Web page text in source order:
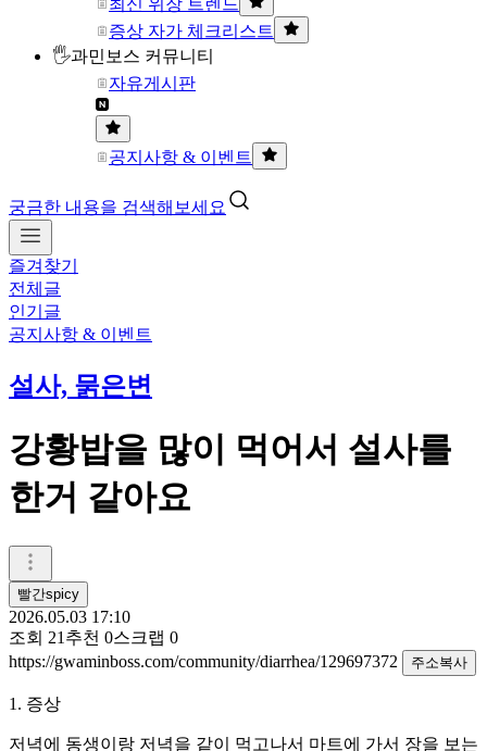
최신 위장 트렌드
증상 자가 체크리스트
🖐과민보스 커뮤니티
자유게시판
공지사항 & 이벤트
궁금한 내용을 검색해보세요
즐겨찾기
전체글
인기글
공지사항 & 이벤트
설사, 묽은변
강황밥을 많이 먹어서 설사를
한거 같아요
빨간spicy
2026.05.03 17:10
조회 21 추천 0스크랩 0
https://gwaminboss.com/community/diarrhea/129697372
주소복사
1. 증상
저녁에 동생이랑 저녁을 같이 먹고나서 마트에 가서 장을 보는